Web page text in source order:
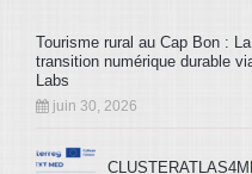
Tourisme rural au Cap Bon :
transition numérique durable
Labs
juin 30, 2026